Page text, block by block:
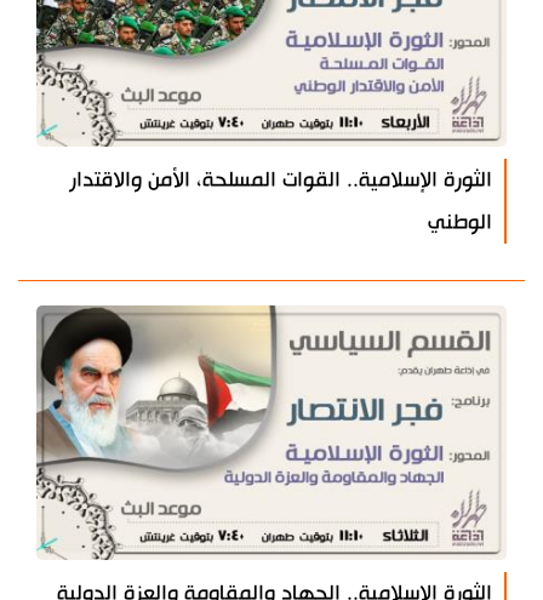
الثورة الإسلامية.. القوات المسلحة، الأمن والاقتدار
الوطني
الثورة الإسلامية.. الجهاد والمقاومة والعزة الدولية